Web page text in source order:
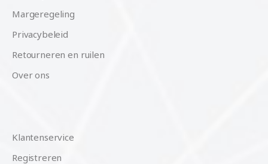
Margeregeling
Privacybeleid
Retourneren en ruilen
Over ons
Klantenservice
Registreren